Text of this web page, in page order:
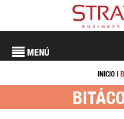
MENÚ
INICIO|